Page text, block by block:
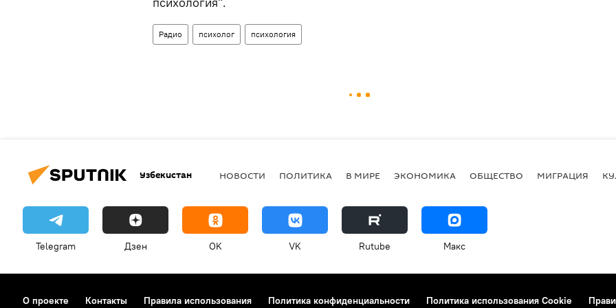
Радио психолог психология
Узбекистан НОВОСТИ ПОЛИТИКА В МИРЕ ЭКОНОМИКА ОБЩЕСТВО МИГРАЦИЯ
Telegram Дзен OK VK Rutube Макс
О проекте Контакты Правила использования Политика конфиденциальности Политика использования Cookie